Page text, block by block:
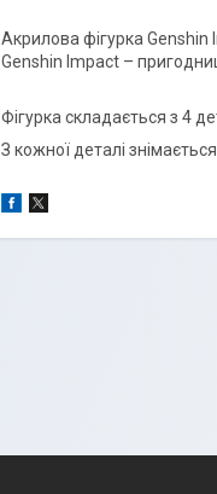
Акрилова фігурка Genshin
Genshin Impact –
Фігурка складається з 4
З кожної деталі